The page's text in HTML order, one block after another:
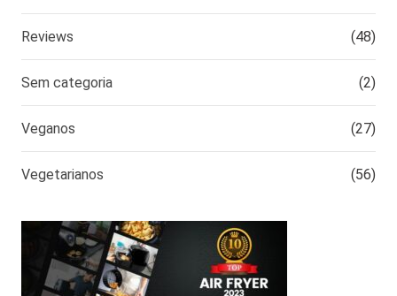
Reviews (48)
Sem categoria (2)
Veganos (27)
Vegetarianos (56)